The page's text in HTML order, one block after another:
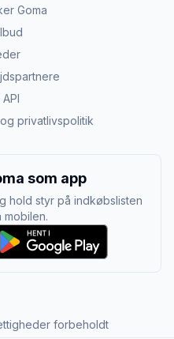
Goma
privatlivspolitik
som app
hold styr på indkøbslisten
forbeholdt